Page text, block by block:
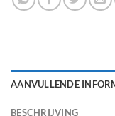
AANVULLENDE
BESCHRIJVING